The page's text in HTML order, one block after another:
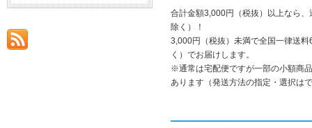
合計金額3,000円（税抜）以上なら
除く）！
3,000円（税抜）未満で全国一律送
く）でお届けします。
※通常は宅配便ですが一部の小額商
あります（発送方法の指定・選択は